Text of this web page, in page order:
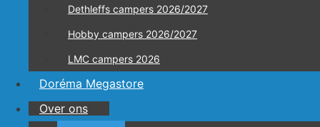
Dethleffs campers 2026/2027
Hobby campers 2026/2027
LMC campers 2026
Doréma Megastore
Over ons
Totaal verrast tijdens de Dealerdagen LMC in Munster
Timo Ecke: 25 jaar partnerschap met…
Lees verder »
Meerbeek Caravans & Campers